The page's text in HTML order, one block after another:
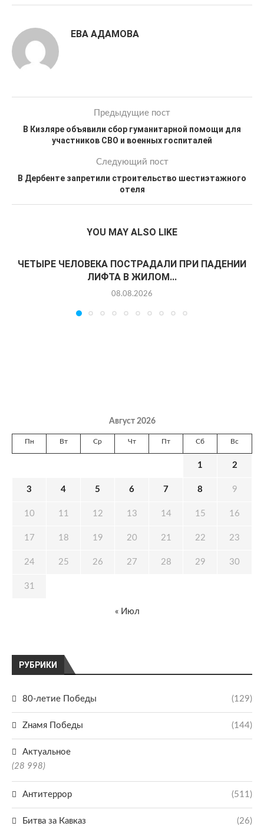
ЕВА АДАМОВА
Предыдущие пост
В Кизляре объявили сбор гуманитарной помощи для
участников СВО и военных госпиталей
Следующий пост
В Дербенте запретили строительство шестиэтажного
отеля
YOU MAY ALSO LIKE
ЧЕТЫРЕ ЧЕЛОВЕКА ПОСТРАДАЛИ ПРИ ПАДЕНИИ
ЛИФТА В ЖИЛОМ...
08.08.2026
РУБРИКИ
80-летие Победы (129)
Zнамя Победы (144)
Актуальное
(28 998)
Антитеррор (511)
Битва за Кавказ (26)
Август 2026
Пн Вт Ср Чт Пт Сб Вс
1 2
3 4 5 6 7 8 9
10 11 12 13 14 15 16
17 18 19 20 21 22 23
24 25 26 27 28 29 30
31
« Июл